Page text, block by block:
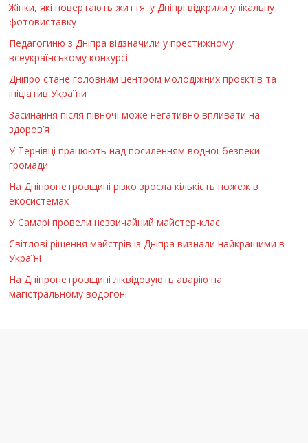
Жінки, які повертають життя: у Дніпрі відкрили унікальну
фотовиставку
Педагогиню з Дніпра відзначили у престижному
всеукраїнському конкурсі
Дніпро стане головним центром молодіжних проєктів та
ініціатив України
Засинання після півночі може негативно впливати на
здоров’я
У Тернівці працюють над посиленням водної безпеки
громади
На Дніпропетровщині різко зросла кількість пожеж в
екосистемах
У Самарі провели незвичайний майстер-клас
Світлові рішення майстрів із Дніпра визнали найкращими в
Україні
На Дніпропетровщині ліквідовують аварію на
магістральному водогоні